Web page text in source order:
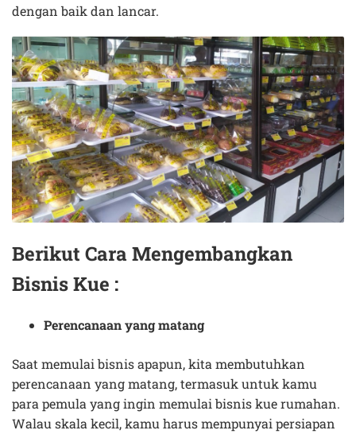
dengan baik dan lancar.
Berikut Cara Mengembangkan
Bisnis Kue :
Perencanaan yang matang
Saat memulai bisnis apapun, kita membutuhkan
perencanaan yang matang, termasuk untuk kamu
para pemula yang ingin memulai bisnis kue rumahan.
Walau skala kecil, kamu harus mempunyai persiapan